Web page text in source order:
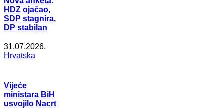
HDZ ojačao,
SDP stagnira,
DP stabilan
31.07.2026.
Hrvatska
Vijeće
ministara BiH
usvojilo Nacrt